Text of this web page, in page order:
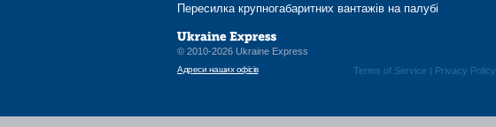
Пересилка крупногабаритних вантажів на палубі
Terms of Service | Privacy Policy
© 2010-2026 Ukraine Express
Адреси наших офісів